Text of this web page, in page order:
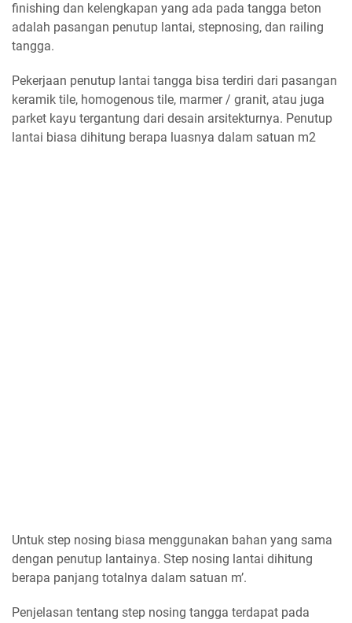
finishing dan kelengkapan yang ada pada tangga beton
adalah pasangan penutup lantai, stepnosing, dan railing
tangga.
Pekerjaan penutup lantai tangga bisa terdiri dari pasangan
keramik tile, homogenous tile, marmer / granit, atau juga
parket kayu tergantung dari desain arsitekturnya. Penutup
lantai biasa dihitung berapa luasnya dalam satuan m2
Untuk step nosing biasa menggunakan bahan yang sama
dengan penutup lantainya. Step nosing lantai dihitung
berapa panjang totalnya dalam satuan m’.
Penjelasan tentang step nosing tangga terdapat pada